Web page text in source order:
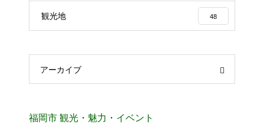
観光地 48
アーカイブ
福岡市 観光・魅力・イベント